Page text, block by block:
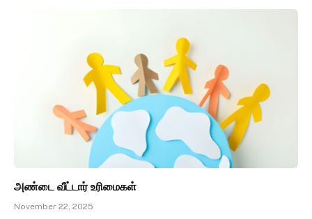
அண்டை வீட்டார் உரிமைகள்
November 22, 2025